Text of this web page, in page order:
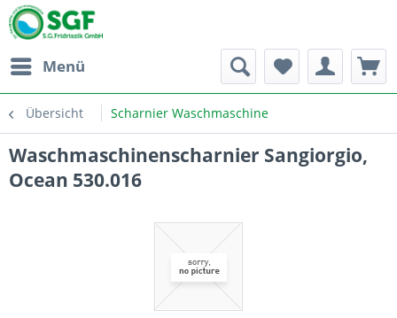
Menü
Übersicht Scharnier Waschmaschine
Waschmaschinenscharnier Sangiorgio,
Ocean 530.016